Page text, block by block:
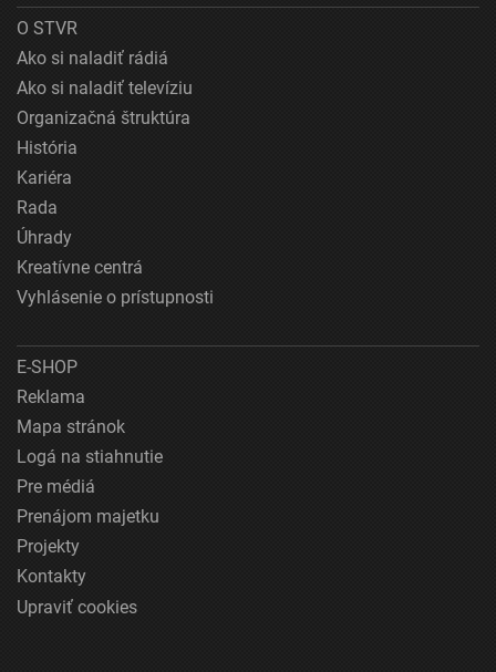
O STVR
Ako si naladiť rádiá
Ako si naladiť televíziu
Organizačná štruktúra
História
Kariéra
Rada
Úhrady
Kreatívne centrá
Vyhlásenie o prístupnosti
E-SHOP
Reklama
Mapa stránok
Logá na stiahnutie
Pre médiá
Prenájom majetku
Projekty
Kontakty
Upraviť cookies